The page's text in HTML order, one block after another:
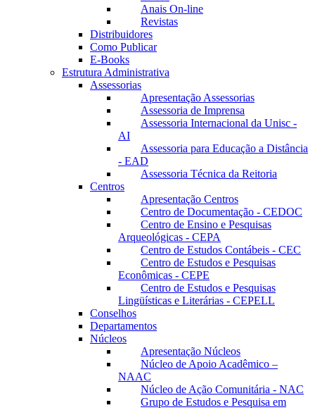
Anais On-line
Revistas
Distribuidores
Como Publicar
E-Books
Estrutura Administrativa
Assessorias
Apresentação Assessorias
Assessoria de Imprensa
Assessoria Internacional da Unisc -
AI
Assessoria para Educação a Distância
- EAD
Assessoria Técnica da Reitoria
Centros
Apresentação Centros
Centro de Documentação - CEDOC
Centro de Ensino e Pesquisas
Arqueológicas - CEPA
Centro de Estudos Contábeis - CEC
Centro de Estudos e Pesquisas
Econômicas - CEPE
Centro de Estudos e Pesquisas
Lingüísticas e Literárias - CEPELL
Conselhos
Departamentos
Núcleos
Apresentação Núcleos
Núcleo de Apoio Acadêmico –
NAAC
Núcleo de Ação Comunitária - NAC
Grupo de Estudos e Pesquisa em